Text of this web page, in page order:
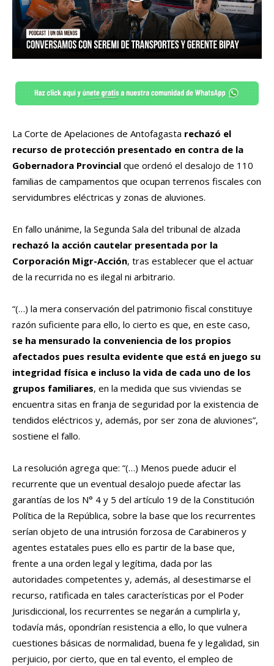
La Corte de Apelaciones de Antofagasta rechazó el
recurso de protección presentado en contra de la
Gobernadora Provincial que ordenó el desalojo de 110
familias de campamentos que ocupan terrenos fiscales con
servidumbres eléctricas y zonas de aluviones.
En fallo unánime, la Segunda Sala del tribunal de alzada
rechazó la acción cautelar presentada por la
Corporación Migr-Acción, tras establecer que el actuar
de la recurrida no es ilegal ni arbitrario.
“(…) la mera conservación del patrimonio fiscal constituye
razón suficiente para ello, lo cierto es que, en este caso,
se ha mensurado la conveniencia de los propios
afectados pues resulta evidente que está en juego su
integridad física e incluso la vida de cada uno de los
grupos familiares, en la medida que sus viviendas se
encuentra sitas en franja de seguridad por la existencia de
tendidos eléctricos y, además, por ser zona de aluviones”,
sostiene el fallo.
La resolución agrega que: “(…) Menos puede aducir el
recurrente que un eventual desalojo puede afectar las
garantías de los N° 4 y 5 del artículo 19 de la Constitución
Política de la República, sobre la base que los recurrentes
serían objeto de una intrusión forzosa de Carabineros y
agentes estatales pues ello es partir de la base que,
frente a una orden legal y legítima, dada por las
autoridades competentes y, además, al desestimarse el
recurso, ratificada en tales características por el Poder
Jurisdiccional, los recurrentes se negarán a cumplirla y,
todavía más, opondrían resistencia a ello, lo que vulnera
cuestiones básicas de normalidad, buena fe y legalidad, sin
perjuicio, por cierto, que en tal evento, el empleo de